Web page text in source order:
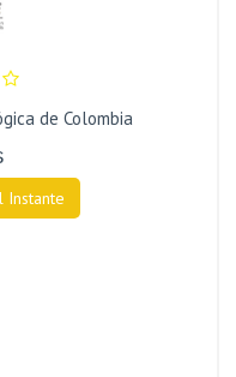
de Colombia
Instante